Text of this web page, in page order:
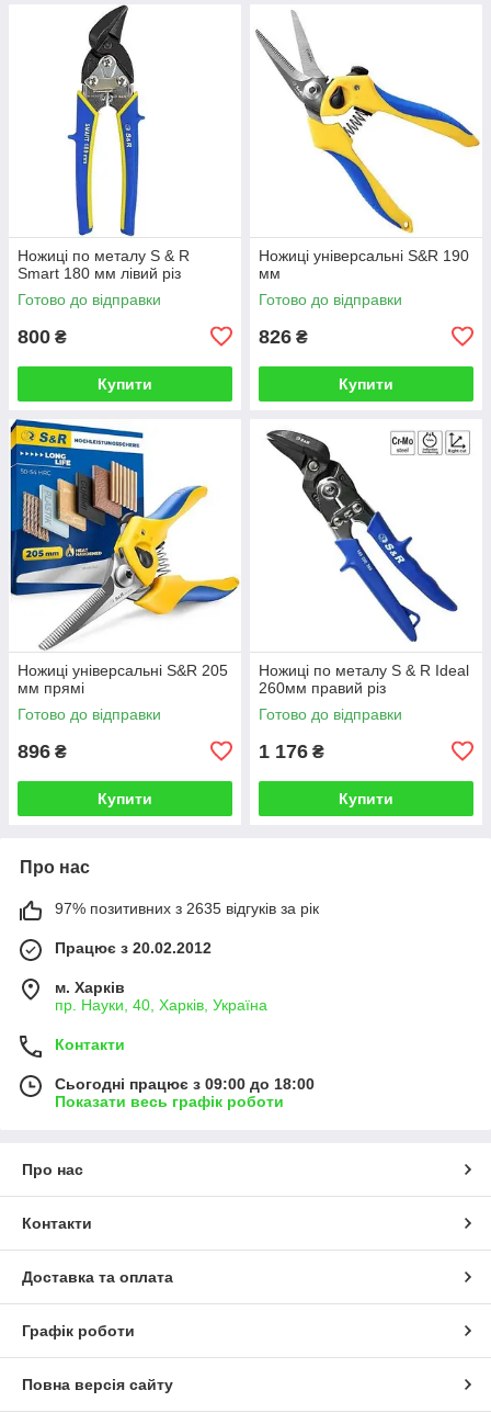
Ножиці по металу S & R
Smart 180 мм лівий різ
Готово до відправки
800 ₴
Купити
Ножиці універсальні S&R 190
мм
Готово до відправки
826 ₴
Купити
Ножиці універсальні S&R 205
мм прямі
Готово до відправки
896 ₴
Купити
Ножиці по металу S & R Ideal
260мм правий різ
Готово до відправки
1 176 ₴
Купити
Про нас
97% позитивних з 2635 відгуків за рік
Працює з 20.02.2012
м. Харків
пр. Науки, 40, Харків, Україна
Контакти
Сьогодні працює з 09:00 до 18:00
Показати весь графік роботи
Про нас
Контакти
Доставка та оплата
Графік роботи
Повна версія сайту